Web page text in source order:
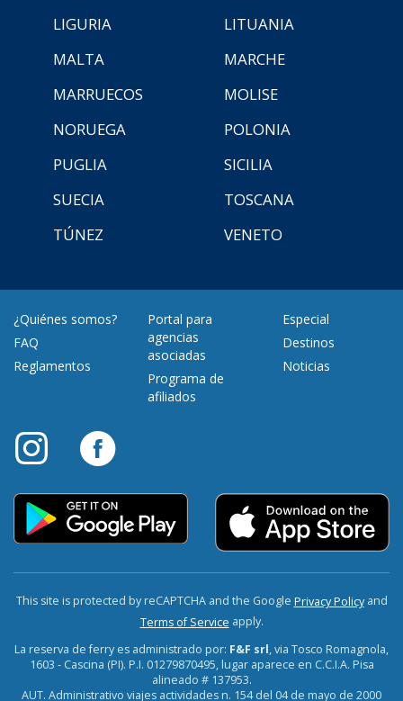
LIGURIA
LITUANIA
MALTA
MARCHE
MARRUECOS
MOLISE
NORUEGA
POLONIA
PUGLIA
SICILIA
SUECIA
TOSCANA
TÚNEZ
VENETO
¿Quiénes somos?
FAQ
Reglamentos
Portal para
agencias
asociadas
Programa de
afiliados
Especial
Destinos
Noticias
This site is protected by reCAPTCHA and the Google Privacy Policyand
Terms of Service apply.
La reserva de ferry es administrado por: F&F srl, via Tosco Romagnola,
1603 - Cascina (PI). P.I. 01279870495, lugar aparece en C.C.I.A. Pisa
alineado # 137953.
AUT. Administrativo viajes actividades n. 154 del 04 de mayo de 2000